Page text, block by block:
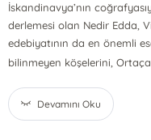
İskandinavya’nın
derlemesi olan Nedir Edda,
edebiyatının da en önemli
bilinmeyen köşelerini,
Devamını Oku